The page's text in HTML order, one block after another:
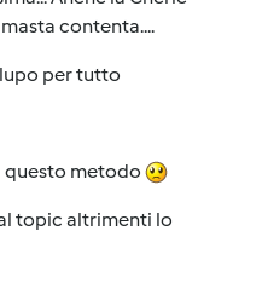
contenta....
per tutto
questo metodo
topic altrimenti lo